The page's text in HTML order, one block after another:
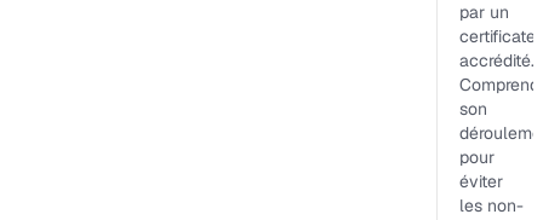
par un
accrédité.
son
pour
éviter
les non-